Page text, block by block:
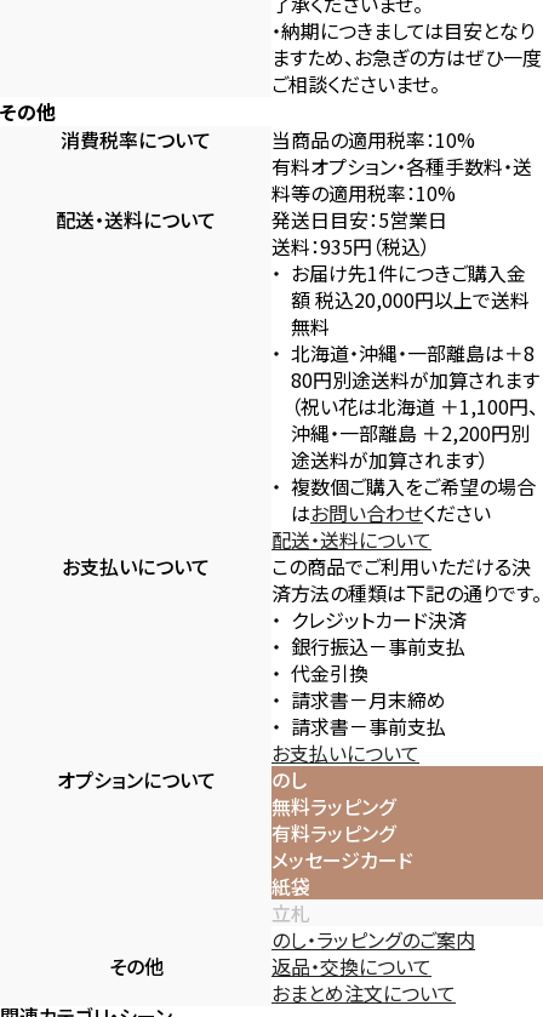
・納期につきましては目安となり
ますため、お急ぎの方はぜひ一度
ご相談くださいませ。
その他
消費税率について
当商品の適用税率：10%
有料オプション・各種手数料・送
料等の適用税率：10%
配送・送料について
発送日目安：5営業日
送料：935円（税込）
お届け先1件につきご購入金
額 税込20,000円以上で送料
無料
北海道・沖縄・一部離島は＋8
80円別途送料が加算されます
（祝い花は北海道 ＋1,100円、
沖縄・一部離島 ＋2,200円別
途送料が加算されます）
複数個ご購入をご希望の場合
はお問い合わせください
配送・送料について
お支払いについて
この商品でご利用いただける決
済方法の種類は下記の通りです。
クレジットカード決済
銀行振込－事前支払
代金引換
請求書－月末締め
請求書－事前支払
お支払いについて
オプションについて
のし
無料ラッピング
有料ラッピング
メッセージカード
紙袋
立札
のし・ラッピングのご案内
その他
返品・交換について
おまとめ注文について